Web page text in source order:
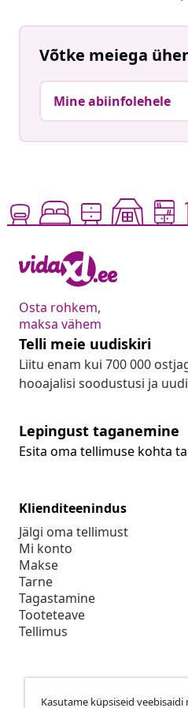
Võtke meiega
Mine abiinfolehele
Osta rohkem,
maksa vähem
Telli meie uudiskiri
Liitu enam kui 700 000
hooajalisi soodustusi ja
Lepingust taganemine
Esita oma tellimuse kohta
Klienditeenindus
Jälgi oma tellimust
Mi konto
Makse
Tarne
Tagastamine
Tooteteave
Tellimus
Kasutame küpsiseid